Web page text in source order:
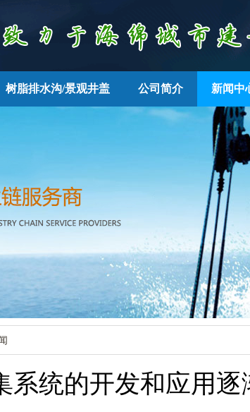
树脂排水沟/景观井盖 公司简介 新闻中
系统的开发和应用